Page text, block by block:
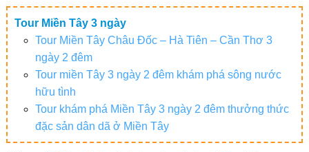
Tour Miền Tây 3 ngày
Tour Miền Tây Châu Đốc – Hà Tiên – Cần Thơ 3
ngày 2 đêm
Tour miền Tây 3 ngày 2 đêm khám phá sông nước
hữu tình
Tour khám phá Miền Tây 3 ngày 2 đêm thưởng thức
đặc sản dân dã ở Miền Tây